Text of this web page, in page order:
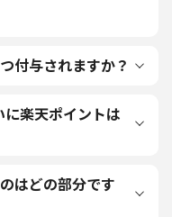
付与されますか？
に楽天ポイントは
はどの部分です